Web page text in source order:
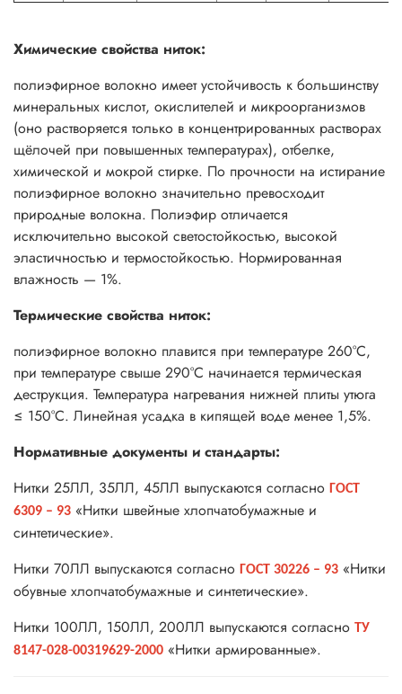
Химические свойства ниток:
полиэфирное волокно имеет устойчивость к большинству
минеральных кислот, окислителей и микроорганизмов
(оно растворяется только в концентрированных растворах
щёлочей при повышенных температурах), отбелке,
химической и мокрой стирке. По прочности на истирание
полиэфирное волокно значительно превосходит
природные волокна. Полиэфир отличается
исключительно высокой светостойкостью, высокой
эластичностью и термостойкостью. Нормированная
влажность — 1%.
Термические свойства ниток:
полиэфирное волокно плавится при температуре 260°С,
при температуре свыше 290°С начинается термическая
деструкция. Температура нагревания нижней плиты утюга
≤ 150°С. Линейная усадка в кипящей воде менее 1,5%.
Нормативные документы и стандарты:
Нитки 25ЛЛ, 35ЛЛ, 45ЛЛ выпускаются согласно ГОСТ
6309 – 93 «Нитки швейные хлопчатобумажные и
синтетические».
Нитки 70ЛЛ выпускаются согласно ГОСТ 30226 – 93 «Нитки
обувные хлопчатобумажные и синтетические».
Нитки 100ЛЛ, 150ЛЛ, 200ЛЛ выпускаются согласно ТУ
8147-028-00319629-2000 «Нитки армированные».